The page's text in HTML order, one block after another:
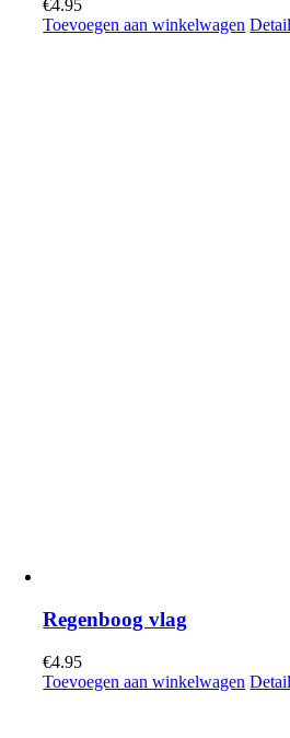
€4.95
Toevoegen aan winkelwagen
Regenboog vlag
€4.95
Toevoegen aan winkelwagen